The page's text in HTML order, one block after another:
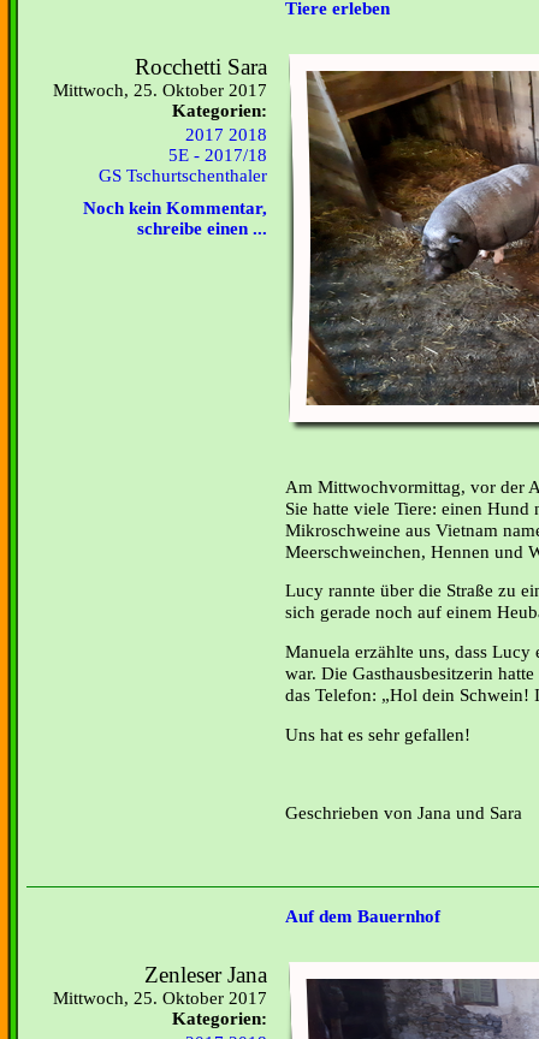
Tiere erleben
Rocchetti Sara
Mittwoch, 25. Oktober 2017
Kategorien:
2017 2018
5E - 2017/18
GS Tschurtschenthaler
Noch kein Kommentar,
schreibe einen ...
Am Mittwochvormittag, vor der
Sie hatte viele Tiere: einen Hund
Mikroschweine aus Vietnam
Meerschweinchen, Hennen und
Lucy rannte über die Straße zu
sich gerade noch auf einem
Manuela erzählte uns, dass
war. Die Gasthausbesitzerin
das Telefon: „Hol dein Schwein!
Uns hat es sehr gefallen!
Geschrieben von Jana und Sara
Auf dem Bauernhof
Zenleser Jana
Mittwoch, 25. Oktober 2017
Kategorien: